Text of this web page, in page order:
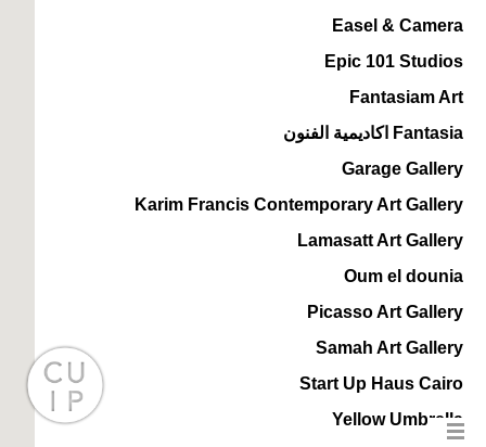
Easel & Camera
Epic 101 Studios
Fantasiam Art
Fantasia اكاديمية الفنون
Garage Gallery
Karim Francis Contemporary Art Gallery
Lamasatt Art Gallery
Oum el dounia
Picasso Art Gallery
Samah Art Gallery
Start Up Haus Cairo
Yellow Umbrella